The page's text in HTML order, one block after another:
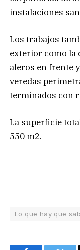
instalaciones
Los trabajos
exterior como la
aleros en frente
veredas
terminados con
La superficie
550 m2.
Lo que hay que